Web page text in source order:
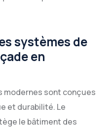
systèmes de
en
modernes sont conçues
et durabilité. Le
le bâtiment des